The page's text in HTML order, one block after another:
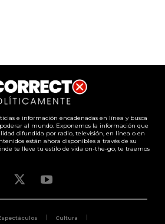
e información encadenadas en línea y busca
al mundo. Exponemos la información que
difundida por radio, televisión, en línea o en
están ahora disponibles a través de su
te lleve tu estilo de vida on-the-go, te traemos
Cultura